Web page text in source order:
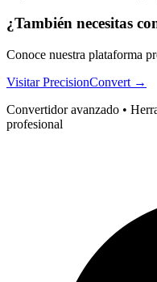
¿También necesitas
Conoce nuestra plataforma
Visitar PrecisionConvert →
Convertidor avanzado •
profesional